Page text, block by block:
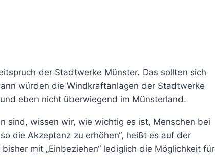
der Stadtwerke Münster. Das sollten sich
würden die Windkraftanlagen der Stadtwerke
eben nicht überwiegend im Münsterland.
sind, wissen wir, wie wichtig es ist, Menschen bei
die Akzeptanz zu erhöhen“, heißt es auf der
mit „Einbeziehen“ lediglich die Möglichkeit für